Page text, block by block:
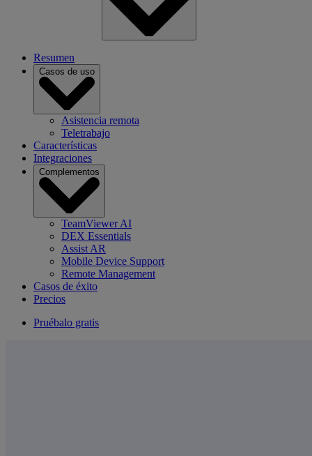
Resumen
Casos de uso
Asistencia remota
‌Teletrabajo
Características
Integraciones
Complementos
TeamViewer AI
DEX Essentials
Assist AR
Mobile Device Support
Remote Management
Casos de éxito
Precios
Pruébalo gratis